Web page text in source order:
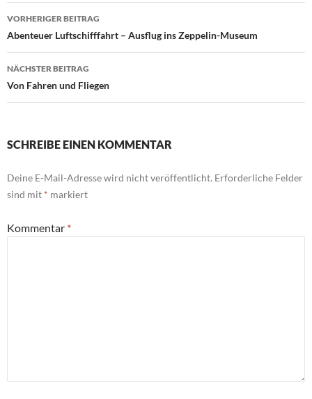
Beitragsnavigation
VORHERIGER BEITRAG
Abenteuer Luftschifffahrt – Ausflug ins Zeppelin-Museum
NÄCHSTER BEITRAG
Von Fahren und Fliegen
SCHREIBE EINEN KOMMENTAR
Deine E-Mail-Adresse wird nicht veröffentlicht. Erforderliche Felder
sind mit * markiert
Kommentar *